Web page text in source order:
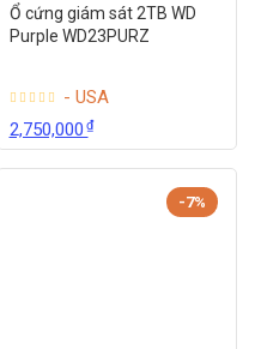
Ổ cứng giám sát 2TB WD
Purple WD23PURZ
- USA
2,750,000₫
-7%